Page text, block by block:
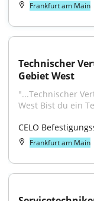
Frankfurt am Main
Technischer
Gebiet West
"...Technischer
West Bist du ein
CELO
Frankfurt am Main